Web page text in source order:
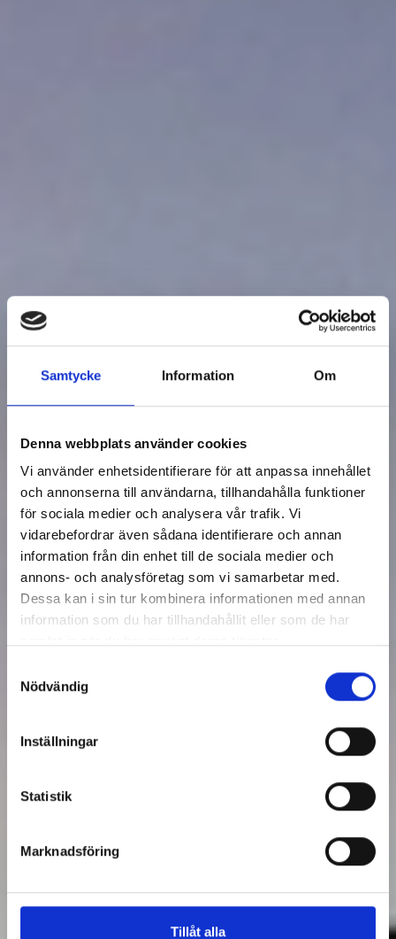
Samtycke Information Om
Denna webbplats använder cookies
Vi använder enhetsidentifierare för att anpassa innehållet
och annonserna till användarna, tillhandahålla funktioner
för sociala medier och analysera vår trafik. Vi
vidarebefordrar även sådana identifierare och annan
information från din enhet till de sociala medier och
annons- och analysföretag som vi samarbetar med.
Dessa kan i sin tur kombinera informationen med annan
information som du har tillhandahållit eller som de har
Nödvändig
Inställningar
Statistik
Marknadsföring
Tillåt alla
konsumenträtt?
Kontakta oss